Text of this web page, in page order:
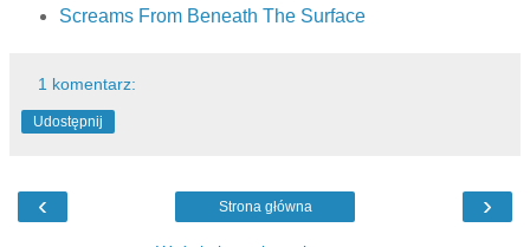
Screams From Beneath The Surface
1 komentarz:
Udostępnij
‹ ›
Strona główna